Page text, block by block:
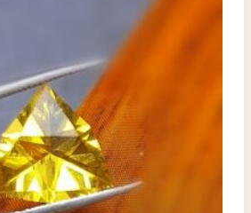
de mesurer l'audience et
(Google Analytics, Matomo…).
proposer des publicités
d'intérêt.